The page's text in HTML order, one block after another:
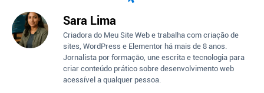
Sara Lima
Criadora do Meu Site Web e trabalha com criação de
sites, WordPress e Elementor há mais de 8 anos.
Jornalista por formação, une escrita e tecnologia para
criar conteúdo prático sobre desenvolvimento web
acessível a qualquer pessoa.